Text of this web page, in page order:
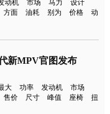
动机 市场 马力
设计
方面 油耗 别为 价格
动
新MPV官图发布
大 功率 发动机
市场
售价 尺寸 峰值 座椅
扭